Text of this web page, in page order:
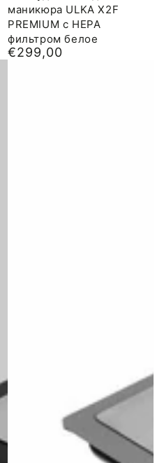
маникюра ULKA X2F
PREMIUM с HEPA
фильтром белое
Обычная
€299,00